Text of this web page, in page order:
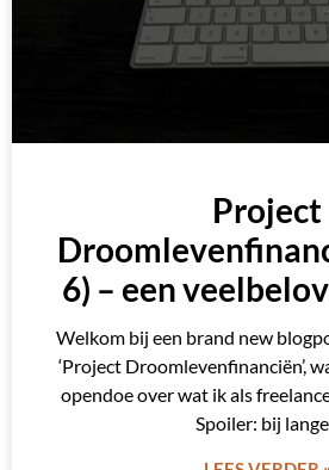
Project
6) – een
Welkom bij een brand new
‘Project Droomlevenfinanciën’,
opendoe over wat ik als
Spoiler: bij lange